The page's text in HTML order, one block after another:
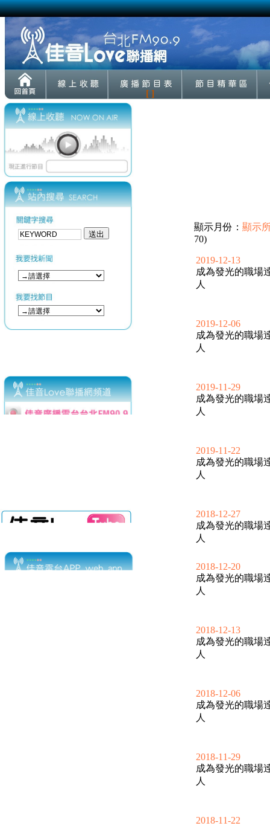
[ ]
顯示月份： 顯示
70)
2019-12-13
成為發光的職場
人
2019-12-06
成為發光的職場
人
2019-11-29
成為發光的職場
人
2019-11-22
成為發光的職場
人
2018-12-27
成為發光的職場
人
2018-12-20
成為發光的職場
人
2018-12-13
成為發光的職場
人
2018-12-06
成為發光的職場
人
2018-11-29
成為發光的職場
人
2018-11-22